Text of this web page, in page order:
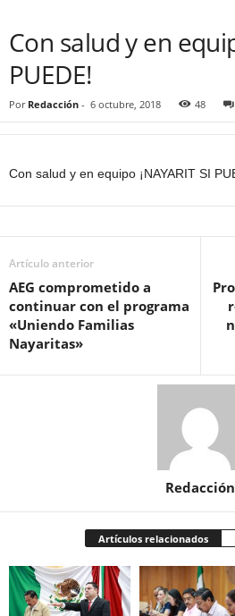
Con salud y en
PUEDE!
Por Redacción - 6 octubre, 2018 48
Con salud y en equipo ¡NAYARIT SI
Artículo anterior
AEG comprometido a
continuar con el programa
«Uniendo Familias
Nayaritas»
Redacción
Artículos relacionados